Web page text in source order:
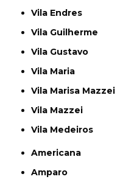
Vila Endres
Vila Guilherme
Vila Gustavo
Vila Maria
Vila Marisa Mazzei
Vila Mazzei
Vila Medeiros
Americana
Amparo